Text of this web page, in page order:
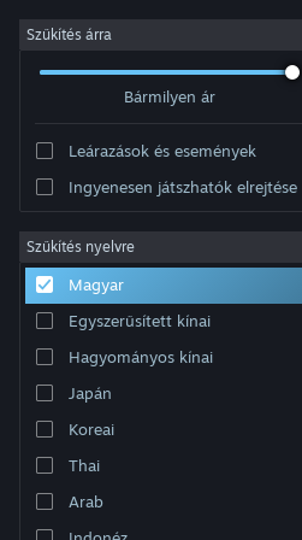
Bejelentkezés
Névjegy
Támogatás
Nyelvváltás
A Steam mobilalkalmazás beszerzése
Asztali weboldalra váltás
Szűkítés árra
Bármilyen ár
Leárazások és események
Ingyenesen játszhatók elrejtése
Szűkítés nyelvre
Magyar
Egyszerűsített kínai
Hagyományos kínai
Japán
Koreai
Thai
Arab
Fejlesztő: Scenario Software
Rendezés Relevancia